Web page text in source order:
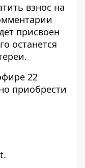
взнос на
присвоен
останется
22
приобрести